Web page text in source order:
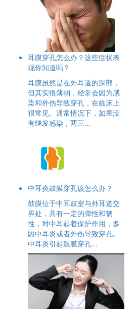
耳膜穿孔怎么办？这些症状表
现你知道吗？
耳膜虽然是在外耳道的深部，
但其实很薄弱，经常会因为感
染和外伤导致穿孔，在临床上
很常见。通常情况下，如果没
有继发感染，两三...
中耳炎鼓膜穿孔该怎么办？
鼓膜位于中耳鼓室与外耳道交
界处，具有一定的弹性和韧
性，对中耳起着保护作用，多
因中耳炎或者外伤导致穿孔。
中耳炎引起鼓膜穿孔...